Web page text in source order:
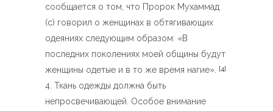
сообщается о том, что Пророк Мухаммад
(с) говорил о женщинах в обтягивающих
одеяниях следующим образом: «В
последних поколениях моей общины будут
женщины одетые и в то же время нагие».
[4]
Ткань одежды должна быть
непросвечивающей. Особое внимание